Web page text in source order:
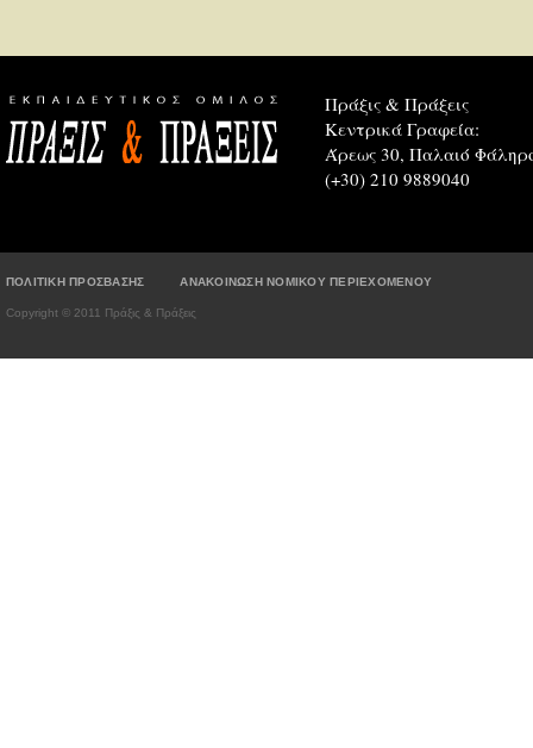
Πράξις & Πράξεις
Κεντρικά Γραφεία:
Άρεως 30, Παλαιό
(+30) 210 9889040
ΠΟΛΙΤΙΚΗ ΠΡΟΣΒΑΣΗΣ ΑΝΑΚΟΙΝΩΣΗ ΝΟΜΙΚΟΥ ΠΕΡΙΕΧΟΜΕΝΟΥ
Copyright © 2011 Πράξις & Πράξεις